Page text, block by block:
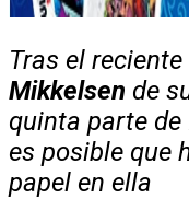
Tras el
Mikkelsen de
quinta parte
es posible que
papel en ella